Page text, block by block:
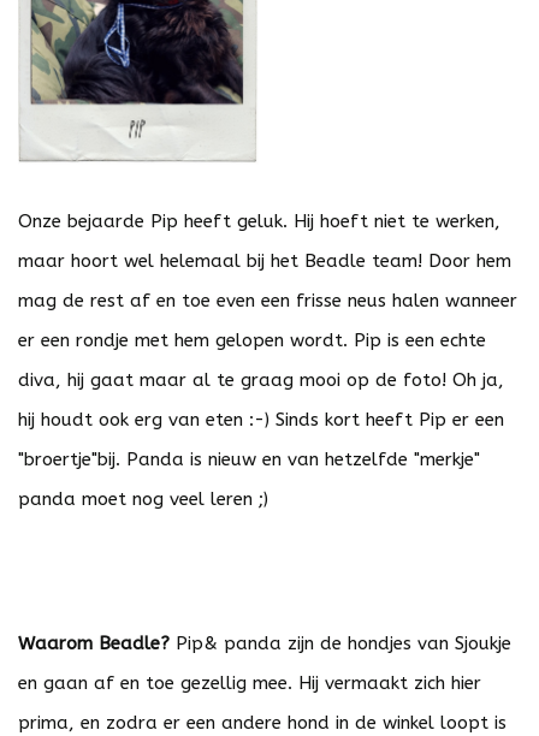
Onze bejaarde Pip heeft geluk. Hij hoeft niet te werken,
maar hoort wel helemaal bij het Beadle team! Door hem
mag de rest af en toe even een frisse neus halen wanneer
er een rondje met hem gelopen wordt. Pip is een echte
diva, hij gaat maar al te graag mooi op de foto! Oh ja,
hij houdt ook erg van eten :-) Sinds kort heeft Pip er een
"broertje"bij. Panda is nieuw en van hetzelfde "merkje"
panda moet nog veel leren ;)
Waarom Beadle? Pip& panda zijn de hondjes van Sjoukje
en gaan af en toe gezellig mee. Hij vermaakt zich hier
prima, en zodra er een andere hond in de winkel loopt is